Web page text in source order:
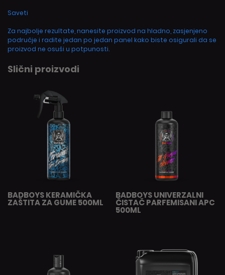
Saveti
Za najbolje rezultate, nanesite proizvod na hladno, zasjenjeno
područje i radite jedan po jedan panel kako biste osigurali da se
proizvod ne osuši u potpunosti.
Slični proizvodi
BADBOYS KERAMIČKA
ZAŠTITA ZA GUME 500ML
BADBOYS UNIVERZALNI
ČISTAČ PARFEMISANI APC
500ML